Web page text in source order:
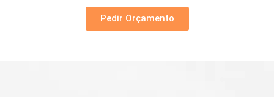
Pedir Orçamento